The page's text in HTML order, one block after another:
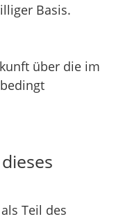
Basis.
über die im
Teil des